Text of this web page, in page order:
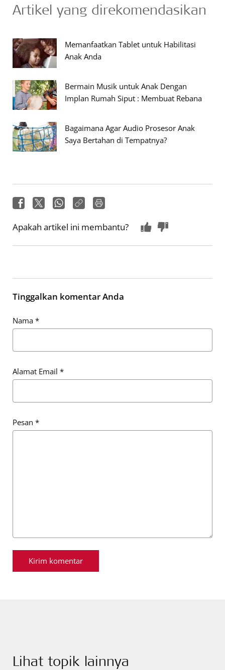
Artikel yang direkomendasikan
Memanfaatkan Tablet untuk Habilitasi
Anak Anda
Bermain Musik untuk Anak Dengan
Implan Rumah Siput : Membuat Rebana
Bagaimana Agar Audio Prosesor Anak
Saya Bertahan di Tempatnya?
Apakah artikel ini membantu?
Tinggalkan komentar Anda
Nama *
Alamat Email *
Pesan *
Lihat topik lainnya